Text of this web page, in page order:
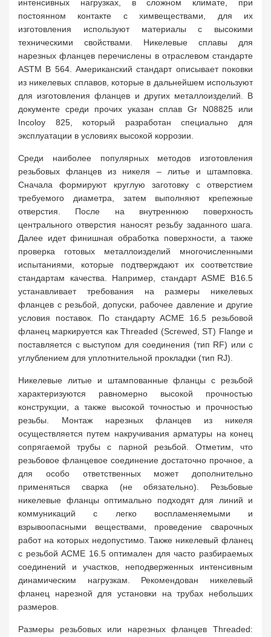
интенсивных нагрузках, в сложном климате, при
постоянном контакте с химвеществами, для их
изготовления используют материалы с высокими
техническими свойствами. Никелевые сплавы для
нарезных фланцев перечислены в отраслевом стандарте
ASTM B 564. Американский стандарт описывает поковки
из никелевых сплавов, которые в дальнейшем используют
для изготовления фланцев и других металлоизделий. В
документе среди прочих указан сплав Gr N08825 или
Incoloy 825, который разработан специально для
эксплуатации в условиях высокой коррозии.
Среди наиболее популярных методов изготовления
резьбовых фланцев из никеля – литье и штамповка.
Сначала формируют круглую заготовку с отверстием
требуемого диаметра, затем выполняют крепежные
отверстия. После на внутреннюю поверхность
центрального отверстия наносят резьбу заданного шага.
Далее идет финишная обработка поверхности, а также
проверка готовых металлоизделий многочисленными
испытаниями, которые подтверждают их соответствие
стандартам качества. Например, стандарт ASME B16.5
устанавливает требования на размеры никелевых
фланцев с резьбой, допуски, рабочее давление и другие
условия поставок. По стандарту АСМЕ 16.5 резьбовой
фланец маркируется как Threaded (Screwed, ST) Flange и
поставляется с выступом для соединения (тип RF) или с
углублением для уплотнительной прокладки (тип RJ).
Никелевые литые и штампованные фланцы с резьбой
характеризуются равномерно высокой прочностью
конструкции, а также высокой точностью и прочностью
резьбы. Монтаж нарезных фланцев из никеля
осуществляется путем накручивания арматуры на конец
сопрягаемой трубы с парной резьбой. Отметим, что
резьбовое фланцевое соединение достаточно прочное, а
для особо ответственных может дополнительно
применяться сварка (не обязательно). Резьбовые
никелевые фланцы оптимально подходят для линий и
коммуникаций с легко воспламеняемыми и
взрывоопасными веществами, проведение сварочных
работ на которых недопустимо. Также никелевый фланец
с резьбой АСМЕ 16.5 оптимален для часто разбираемых
соединений и участков, неподверженных интенсивным
динамическим нагрузкам. Рекомендован никелевый
фланец нарезной для установки на трубах небольших
размеров.
Размеры резьбовых или нарезных фланцев Threaded: